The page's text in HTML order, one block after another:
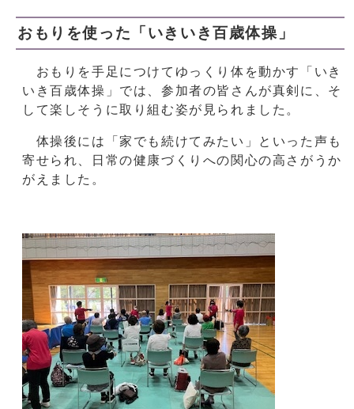
おもりを使った「いきいき百歳体操」
おもりを手足につけてゆっくり体を動かす「いき
いき百歳体操」では、参加者の皆さんが真剣に、そ
して楽しそうに取り組む姿が見られました。
体操後には「家でも続けてみたい」といった声も
寄せられ、日常の健康づくりへの関心の高さがうか
がえました。